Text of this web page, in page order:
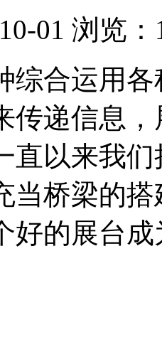
01 浏览：
综合运用
传递信息
直以来我
当桥梁的
好的展台